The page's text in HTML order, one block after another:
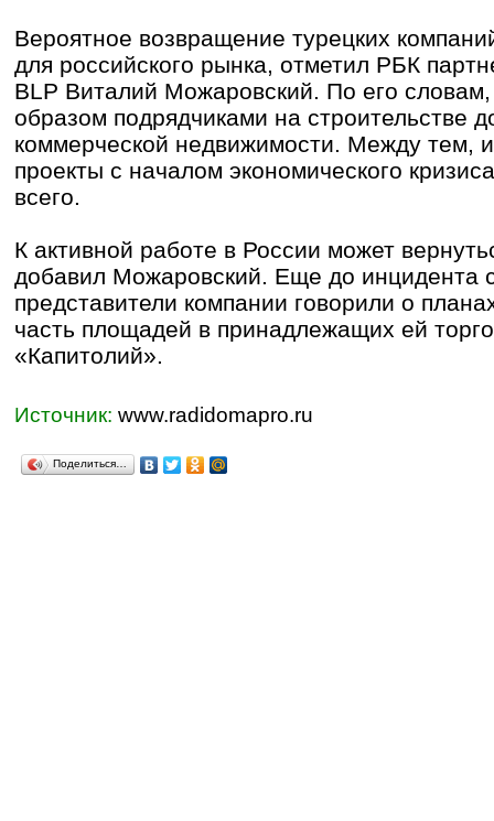
Вероятное возвращение турецких
для российского рынка, отметил РБК
BLP Виталий Можаровский. По его
образом подрядчиками на строительстве
коммерческой недвижимости. Между тем,
проекты с началом экономического
всего.
К активной работе в России может
добавил Можаровский. Еще до инцидента
представители компании говорили о
часть площадей в принадлежащих ей
«Капитолий».
Источник: www.radidomapro.ru
Поделиться…